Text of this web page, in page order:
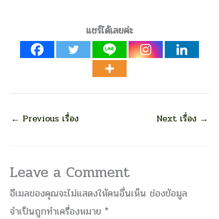
แชร์ได้เลยค่ะ
← Previous เรื่อง Next เรื่อง →
Leave a Comment
อีเมลของคุณจะไม่แสดงให้คนอื่นเห็น ช่องข้อมูล
จำเป็นถูกทำเครื่องหมาย *